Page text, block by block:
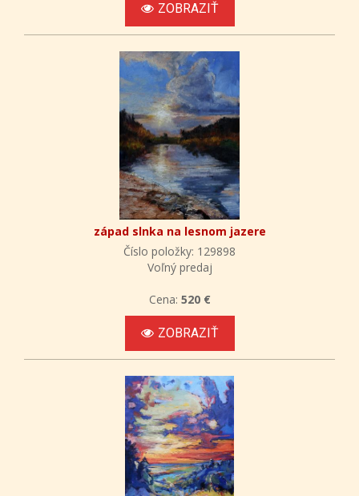
ZOBRAZIŤ
západ slnka na lesnom jazere
Číslo položky: 129898
Voľný predaj
Cena: 520 €
ZOBRAZIŤ